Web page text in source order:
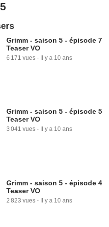
Grimm - saison 5 - épisode 7
Teaser VO
6 171 vues - Il y a 10 ans
Grimm - saison 5 - épisode 5
Teaser VO
3 041 vues - Il y a 10 ans
Grimm - saison 5 - épisode 4
Teaser VO
2 823 vues - Il y a 10 ans